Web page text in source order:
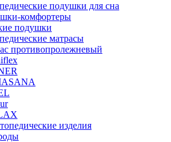
подушки для сна
комфортеры
подушки
матрасы
противопролежневый
изделия